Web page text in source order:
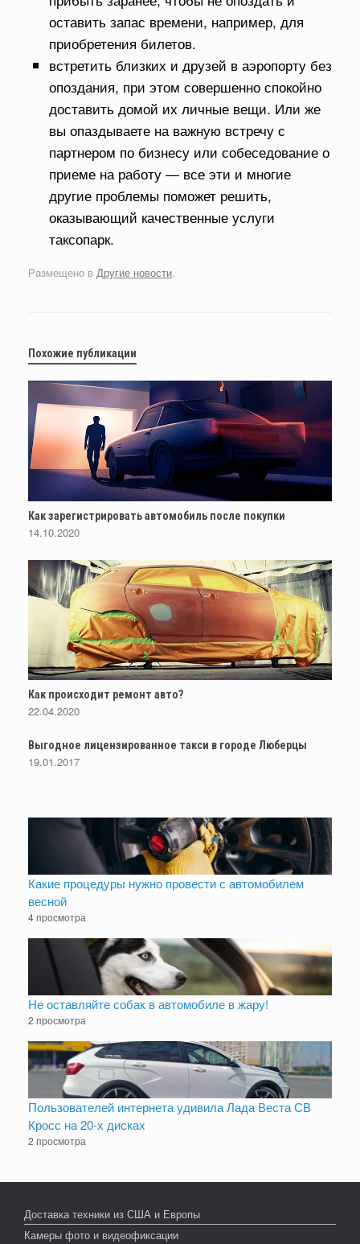
оставить запас времени, например, для
приобретения билетов.
встретить близких и друзей в аэропорту без
опоздания, при этом совершенно спокойно
доставить домой их личные вещи. Или же
вы опаздываете на важную встречу с
партнером по бизнесу или собеседование о
приеме на работу — все эти и многие
другие проблемы поможет решить,
оказывающий качественные услуги
таксопарк.
Размещено в Другие новости.
Похожие публикации
Как зарегистрировать автомобиль после покупки
14.10.2020
Как происходит ремонт авто?
22.04.2020
Выгодное лицензированное такси в городе Люберцы
19.01.2017
Какие процедуры нужно провести с автомобилем
весной
4 просмотра
Не оставляйте собак в автомобиле в жару!
2 просмотра
Пользователей интернета удивила Лада Веста СВ
Кросс на 20-х дисках
2 просмотра
Доставка техники из США и Европы
Камеры фото и видеофиксации